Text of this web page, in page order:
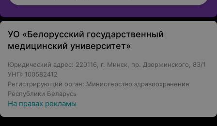
УО «Белорусский государственный
медицинский университет»
Юридический адрес: 220116, г. Минск, пр. Дзержинского, 83/1
УНП: 100582412
Регистрирующий орган: Министерство здравоохранения
Республики Беларусь
На правах рекламы